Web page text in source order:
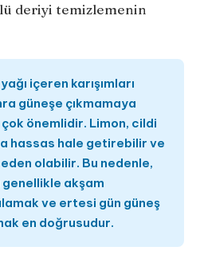
deriyi temizlemenin
içeren karışımları
güneşe çıkmamaya
önemlidir. Limon, cildi
hassas hale getirebilir ve
olabilir. Bu nedenle,
genellikle akşam
ve ertesi gün güneş
en doğrusudur.